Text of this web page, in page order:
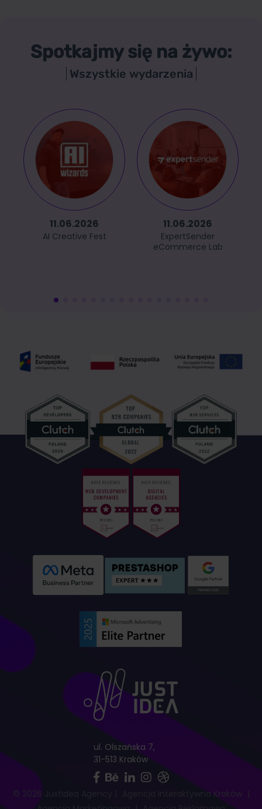
Spotkajmy się na żywo:
Wszystkie wydarzenia
11.06.2026
AI Creative Fest
11.06.2026
ExpertSender
eCommerce Lab
© 2026 JustIdea Agency Agencja Interaktywna Kraków |
ul. Olszańska 7,
31-513 Kraków